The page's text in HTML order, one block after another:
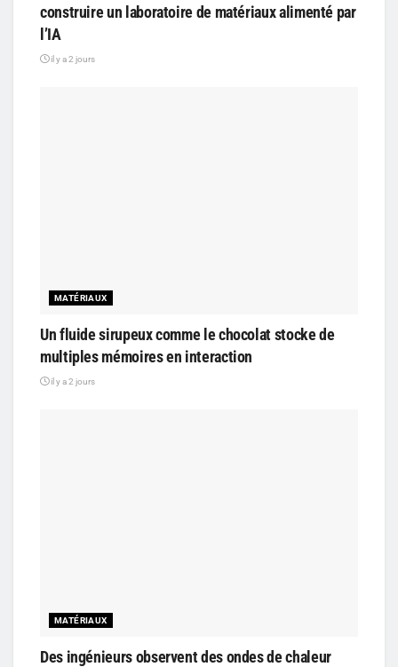
construire un laboratoire de matériaux alimenté par
l’IA
il y a 2 jours
MATÉRIAUX
Un fluide sirupeux comme le chocolat stocke de
multiples mémoires en interaction
il y a 2 jours
MATÉRIAUX
Des ingénieurs observent des ondes de chaleur